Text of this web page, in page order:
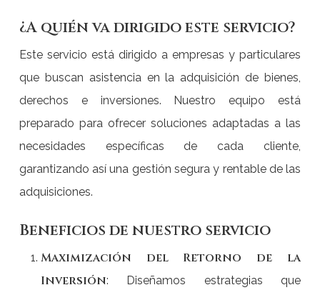
¿A quién va dirigido este servicio?
Este servicio está dirigido a empresas y particulares
que buscan asistencia en la adquisición de bienes,
derechos e inversiones. Nuestro equipo está
preparado para ofrecer soluciones adaptadas a las
necesidades específicas de cada cliente,
garantizando así una gestión segura y rentable de las
adquisiciones.
Beneficios de nuestro servicio
Maximización del Retorno de la
Inversión: Diseñamos estrategias que